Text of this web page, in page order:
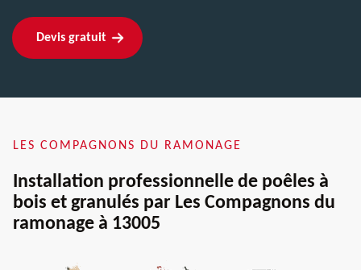
Devis gratuit
LES COMPAGNONS DU RAMONAGE
Installation professionnelle de poêles à
bois et granulés par Les Compagnons du
ramonage à 13005